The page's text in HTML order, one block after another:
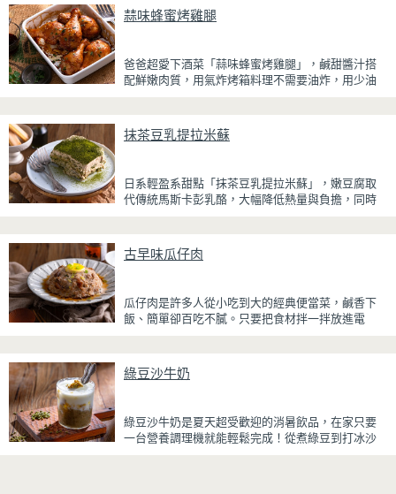
蒜味蜂蜜烤雞腿
爸爸超愛下酒菜「蒜味蜂蜜烤雞腿」，鹹甜醬汁搭
配鮮嫩肉質，用氣炸烤箱料理不需要油炸，用少油
入氣炸烤箱烘烤，免油炸也能烤出外皮金黃微酥、
配冰涼啤酒更是絕配！無論是父親節、聚會或宵夜
時光，在家就能輕鬆端出美味下酒菜。
抹茶豆乳提拉米蘇
日系輕盈系甜點「抹茶豆乳提拉米蘇」，嫩豆腐取
代傳統馬斯卡彭乳酪，大幅降低熱量與負擔，同時
厚重，搭配帶微苦茶香的抹茶與香氣濃郁的黃豆
粉，甜而不膩，層次更加豐富。
吃到淡淡的茶香。相較於傳統提拉米蘇，這款更清
爽、更低負擔，無論是下午茶、飯後甜點，或是正
古早味瓜仔肉
瓜仔肉是許多人從小吃到大的經典便當菜，鹹香下
飯、簡單卻百吃不膩。只要把食材拌一拌放進電
蒸好的瓜仔肉鮮嫩多汁，絞肉吸飽脆瓜醬汁的甘甜
滿濃濃古早味，帶便當、配稀飯、配白飯都好吃，
讓人忍不住多扒好幾口飯，是一道簡單又美味的經
綠豆沙牛奶
綠豆沙牛奶是夏天超受歡迎的消暑飲品，在家只要
一台營養調理機就能輕鬆完成！從煮綠豆到打冰沙